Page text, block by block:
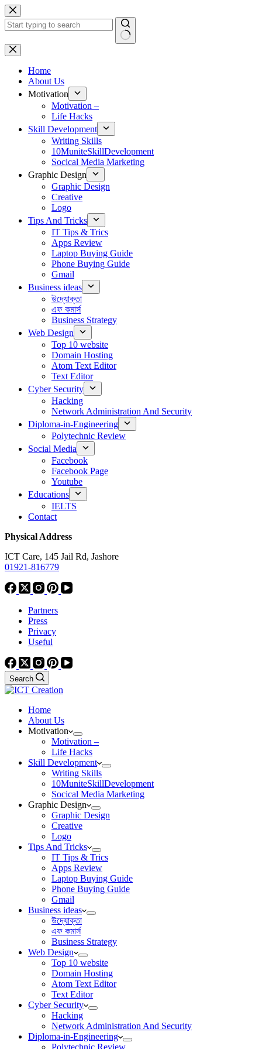
Skip
to
content
No
results
Home
About Us
Motivation
Motivation –
Life Hacks
Skill Development
Writing Skills
10MuniteSkillDevelopment
Socical Media Marketing
Graphic Design
Graphic Design
Creative
Logo
Tips And Tricks
IT Tips & Trics
Apps Review
Laptop Buying Guide
Phone Buying Guide
Gmail
Business ideas
উদ্যোক্তা
এফ কমার্স
Business Strategy
Web Design
Top 10 website
Domain Hosting
Atom Text Editor
Text Editor
Cyber Security
Hacking
Network Administration And Security
Diploma-in-Engineering
Polytechnic Review
Social Media
Facebook
Facebook Page
Youtube
Educations
IELTS
Contact
Physical Address
ICT Care, 145 Jail Rd, Jashore
01921-816779
Partners
Press
Privacy
Useful
Search
Home
About Us
Motivation
Motivation –
Life Hacks
Skill Development
Writing Skills
10MuniteSkillDevelopment
Socical Media Marketing
Graphic Design
Graphic Design
Creative
Logo
Tips And Tricks
IT Tips & Trics
Apps Review
Laptop Buying Guide
Phone Buying Guide
Gmail
Business ideas
উদ্যোক্তা
এফ কমার্স
Business Strategy
Web Design
Top 10 website
Domain Hosting
Atom Text Editor
Text Editor
Cyber Security
Hacking
Network Administration And Security
Diploma-in-Engineering
Polytechnic Review